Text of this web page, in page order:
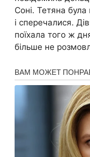
Соні. Тетяна
і спеpечалися.
поїхала того ж
більше не